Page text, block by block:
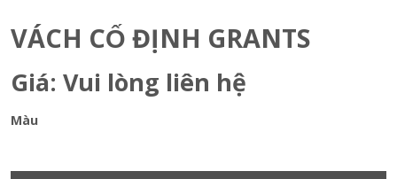
VÁCH CỐ ĐỊNH GRANTS
Giá: Vui lòng liên hệ
Màu